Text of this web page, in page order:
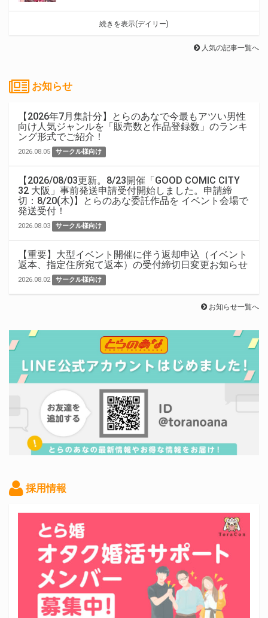
続きを表示(デイリー)
人気の記事一覧へ
お知らせ
【2026年7月集計分】とらのあなで今最もアツい男性
向け人気ジャンルを「販売数と作品登録数」のランキ
ング形式でご紹介！
2026.08.05 サークル様向け
【2026/08/03更新。8/23開催「GOOD COMIC CITY
32 大阪」事前発送申請受付開始しました。申請締
切：8/20(木)】とらのあな委託作品を イベント会場で
発送受付！
2026.08.03 サークル様向け
【重要】大型イベント開催に伴う返却申込（イベント
返本、指定住所宛て返本）の受付締切日変更お知らせ
2026.08.02 サークル様向け
お知らせ一覧へ
採用情報